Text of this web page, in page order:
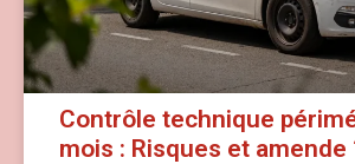
Contrôle technique
mois : Risques et amende